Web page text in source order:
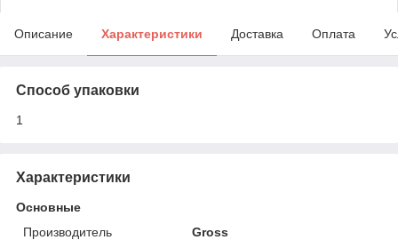
Описание Характеристики Доставка Оплата
Способ упаковки
1
Характеристики
Основные
Производитель
Gross